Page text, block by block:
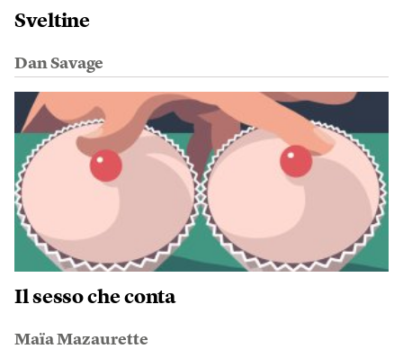
Sveltine
Dan Savage
Il sesso che conta
Maïa Mazaurette